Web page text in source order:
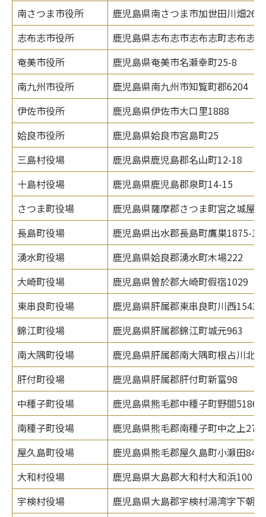
南さつま市役所
鹿児島県南さつま市加世田川畑
志布志市役所
鹿児島県志布志市志布志町志布志
奄美市役所
鹿児島県奄美市名瀬幸町25-8
南九州市役所
鹿児島県南九州市知覧町郡6204
伊佐市役所
鹿児島県伊佐市大口里1888
姶良市役所
鹿児島県姶良市宮島町25
三島村役場
鹿児島県鹿児島郡名山町12-18
十島村役場
鹿児島県鹿児島郡泉町14-15
さつま町役場
鹿児島県薩摩郡さつま町宮之城屋
長島町役場
鹿児島県出水郡長島町鷹巣1875-1
湧水町役場
鹿児島県姶良郡湧水町木場222
大崎町役場
鹿児島県曽於郡大崎町假宿1029
東串良町役場
鹿児島県肝属郡東串良町川西1543
錦江町役場
鹿児島県肝属郡錦江町城元963
南大隅町役場
鹿児島県肝属郡南大隅町根占川北
肝付町役場
鹿児島県肝属郡肝付町新富98
中種子町役場
鹿児島県熊毛郡中種子町野間5186
南種子町役場
鹿児島県熊毛郡南種子町中之上
屋久島町役場
鹿児島県熊毛郡屋久島町小瀬田
大和村役場
鹿児島県大島郡大和村大和浜100
宇検村役場
鹿児島県大島郡宇検村湯湾字下朝